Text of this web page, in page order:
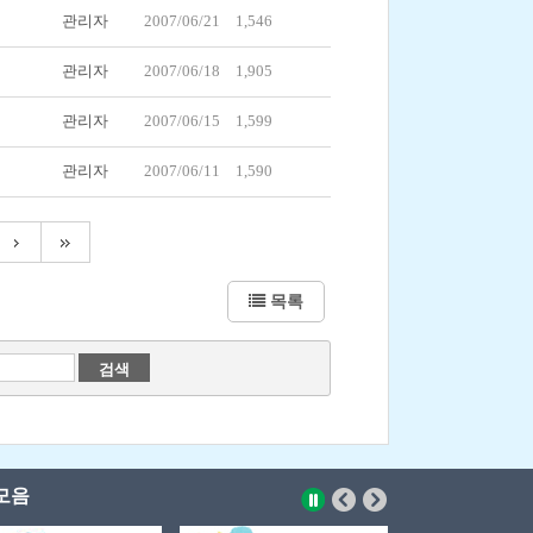
관리자 2007/06/21 1,546
관리자 2007/06/18 1,905
관리자 2007/06/15 1,599
관리자 2007/06/11 1,590
목록
음